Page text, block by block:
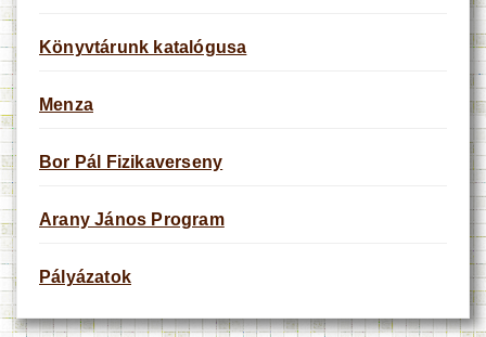
Könyvtárunk katalógusa
Menza
Bor Pál Fizikaverseny
Arany János Program
Pályázatok